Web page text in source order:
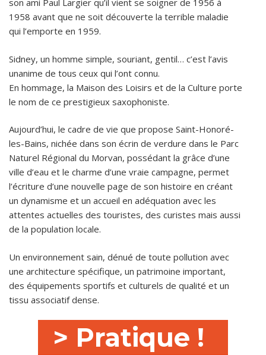
son ami Paul Largier qu’il vient se soigner de 1956 à
1958 avant que ne soit découverte la terrible maladie
qui l’emporte en 1959.
Sidney, un homme simple, souriant, gentil… c’est l’avis
unanime de tous ceux qui l’ont connu.
En hommage, la Maison des Loisirs et de la Culture porte
le nom de ce prestigieux saxophoniste.
Aujourd’hui, le cadre de vie que propose Saint-Honoré-
les-Bains, nichée dans son écrin de verdure dans le Parc
Naturel Régional du Morvan, possédant la grâce d’une
ville d’eau et le charme d’une vraie campagne, permet
l’écriture d’une nouvelle page de son histoire en créant
un dynamisme et un accueil en adéquation avec les
attentes actuelles des touristes, des curistes mais aussi
de la population locale.
Un environnement sain, dénué de toute pollution avec
une architecture spécifique, un patrimoine important,
des équipements sportifs et culturels de qualité et un
tissu associatif dense.
> Pratique !